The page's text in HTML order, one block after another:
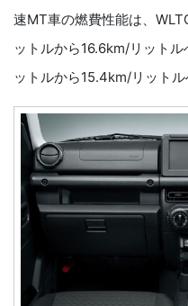
速MT車の燃費性能は、
ットルから16.6km/リット
ットルから15.4km/リットル